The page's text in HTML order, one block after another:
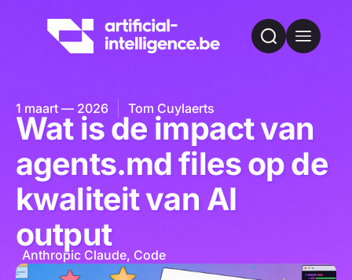
1 maart — 2026 Tom Cuylaerts
Wat is de impact van
agents.md files op de
kwaliteit van AI
output
Anthropic Claude, Code